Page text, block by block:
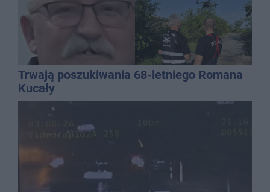
Trwają poszukiwania 68-letniego Romana
Kucały